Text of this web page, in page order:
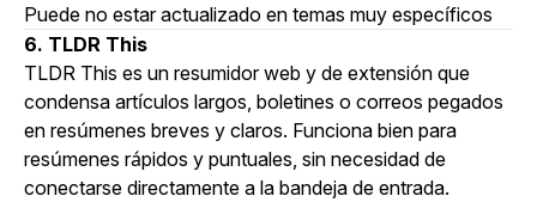
Puede no estar actualizado en temas muy específicos
6. TLDR This
TLDR This es un resumidor web y de extensión que
condensa artículos largos, boletines o correos pegados
en resúmenes breves y claros. Funciona bien para
resúmenes rápidos y puntuales, sin necesidad de
conectarse directamente a la bandeja de entrada.